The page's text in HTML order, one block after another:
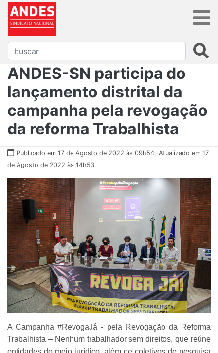
ANDES-SN participa do
lançamento distrital da
campanha pela revogação
da reforma Trabalhista
Publicado em 17 de Agosto de 2022 às 09h54. Atualizado em 17
de Agosto de 2022 às 14h53
A Campanha #RevogaJá - pela Revogação da Reforma
Trabalhista – Nenhum trabalhador sem direitos, que reúne